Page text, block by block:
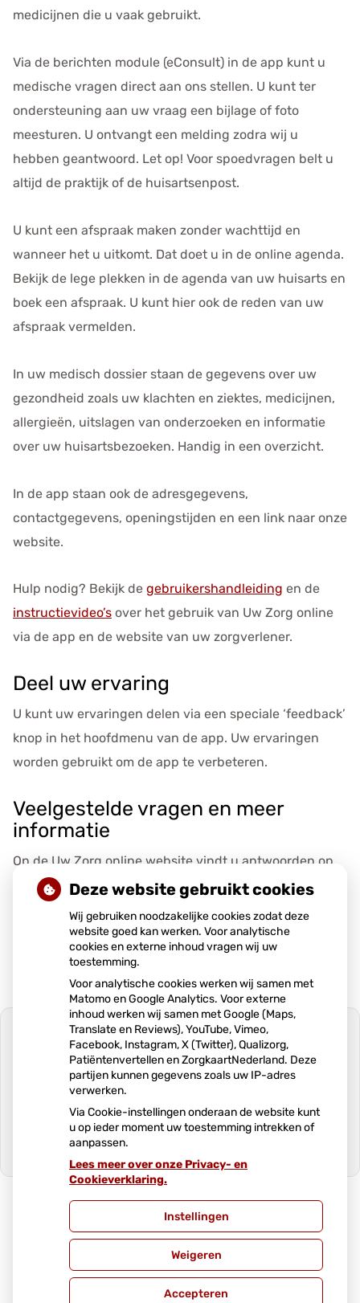
medicijnen die u vaak gebruikt.
Via de berichten module (eConsult) in de app kunt u
medische vragen direct aan ons stellen. U kunt ter
ondersteuning aan uw vraag een bijlage of foto
meesturen. U ontvangt een melding zodra wij u
hebben geantwoord. Let op! Voor spoedvragen belt u
altijd de praktijk of de huisartsenpost.
U kunt een afspraak maken zonder wachttijd en
wanneer het u uitkomt. Dat doet u in de online agenda.
Bekijk de lege plekken in de agenda van uw huisarts en
boek een afspraak. U kunt hier ook de reden van uw
afspraak vermelden.
In uw medisch dossier staan de gegevens over uw
gezondheid zoals uw klachten en ziektes, medicijnen,
allergieën, uitslagen van onderzoeken en informatie
over uw huisartsbezoeken. Handig in een overzicht.
In de app staan ook de adresgegevens,
contactgegevens, openingstijden en een link naar onze
website.
Hulp nodig? Bekijk de gebruikershandleiding en de
instructievideo’s over het gebruik van Uw Zorg online
via de app en de website van uw zorgverlener.
Deel uw ervaring
U kunt uw ervaringen delen via een speciale ‘feedback’
knop in het hoofdmenu van de app. Uw ervaringen
worden gebruikt om de app te verbeteren.
Veelgestelde vragen en meer
informatie
Op de Uw Zorg online website vindt u antwoorden op
veelgestelde vragen
, een handleiding hoe u de app
stap voor stap in gebruik kunt nemen en meer
informatie over de app.
U heeft geen toestemming gegeven
voorexterne inhoud
te zien.
Cookie-instellingen wijzigen
Uw Zorg Online|Beheer
Cookie-instellingen
het
van
de
Deze website gebruikt cookies
Wij gebruiken noodzakelijke cookies zodat deze
website goed kan werken. Voor analytische
cookies en externe inhoud vragen wij uw
toestemming.
Voor analytische cookies werken wij samen met
Matomo en Google Analytics. Voor externe
inhoud werken wij samen met Google (Maps,
Translate en Reviews), YouTube, Vimeo,
Facebook, Instagram, X (Twitter), Qualizorg,
Patiëntenvertellen en ZorgkaartNederland. Deze
partijen kunnen gegevens zoals uw IP-adres
verwerken.
Via Cookie-instellingen onderaan de website kunt
u op ieder moment uw toestemming intrekken of
aanpassen.
Lees meer over onze Privacy- en
Cookieverklaring.
Instellingen
Weigeren
Accepteren